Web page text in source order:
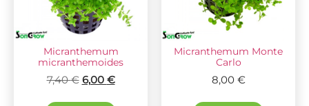
Micranthemum
micranthemoides
7,40€ 6,00 €
Micranthemum Monte
Carlo
8,00 €